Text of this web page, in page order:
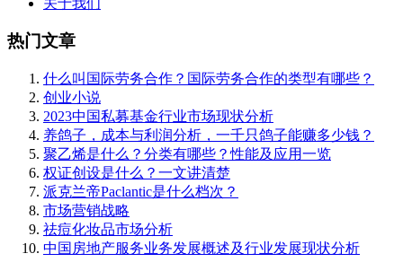
热门文章
什么叫国际劳务合作？国际劳务合作的类型有哪些？
创业小说
2023中国私募基金行业市场现状分析
养鸽子，成本与利润分析，一千只鸽子能赚多少钱？
聚乙烯是什么？分类有哪些？性能及应用一览
权证创设是什么？一文讲清楚
派克兰帝Paclantic是什么档次？
市场营销战略
祛痘化妆品市场分析
中国房地产服务业务发展概述及行业发展现状分析